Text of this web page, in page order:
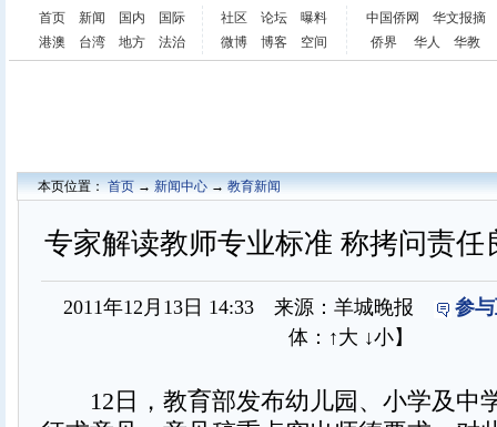
首页 新闻 国内
国际
港澳
台湾 地方 法治
社区 论坛
曝料
微博
博客 空间
中国侨网
华文报摘
侨界
华人 华教
本页位置：首页→新闻中心→教育新闻
专家解读教师专业标准 称拷问责任
2011年12月13日 14:33 来源：羊城晚报
参
体： ↑大 ↓小】
12日，教育部发布幼儿园、小学及中